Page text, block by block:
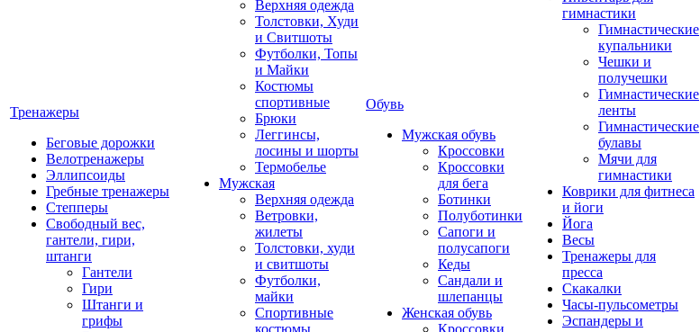
Тренажеры
Беговые дорожки
Велотренажеры
Эллипсоиды
Гребные тренажеры
Степперы
Свободный вес,
гантели, гири,
штанги
Гантели
Гири
Штанги и
грифы
Верхняя одежда
Толстовки, Худи
и Свитшоты
Футболки, Топы
и Майки
Костюмы
спортивные
Брюки
Леггинсы,
лосины и шорты
Термобелье
Мужская
Верхняя одежда
Ветровки,
жилеты
Толстовки, худи
и свитшоты
Футболки,
майки
Спортивные
костюмы
Обувь
Мужская обувь
Кроссовки
Кроссовки
для бега
Ботинки
Полуботинки
Сапоги и
полусапоги
Кеды
Сандали и
шлепанцы
Женская обувь
Кроссовки
гимнастики
Гимнастические
купальники
Чешки и
получешки
Гимнастические
ленты
Гимнастические
булавы
Мячи для
гимнастики
Коврики для фитнеса
и йоги
Йога
Весы
Тренажеры для
пресса
Скакалки
Часы-пульсометры
Эспандеры и